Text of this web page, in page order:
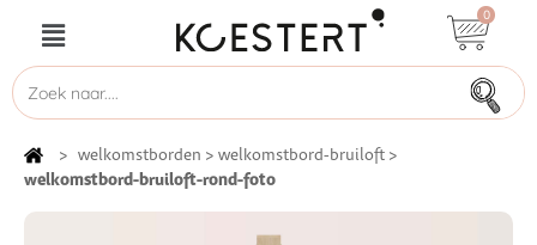
0
> welkomstborden > welkomstbord-bruiloft >
welkomstbord-bruiloft-rond-foto